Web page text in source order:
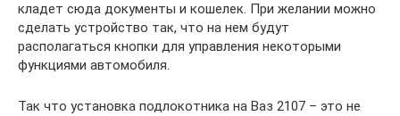
кладет сюда документы и кошелек. При желании можно
сделать устройство так, что на нем будут
располагаться кнопки для управления некоторыми
функциями автомобиля.
Так что установка подлокотника на Ваз 2107 – это не